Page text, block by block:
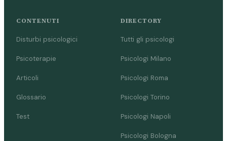
CONTENUTI
Disturbi psicologici
Psicoterapie
Articoli
Glossario
Test
DIRECTORY
Tutti gli psicologi
Psicologi Milano
Psicologi Roma
Psicologi Torino
Psicologi Napoli
Psicologi Bologna